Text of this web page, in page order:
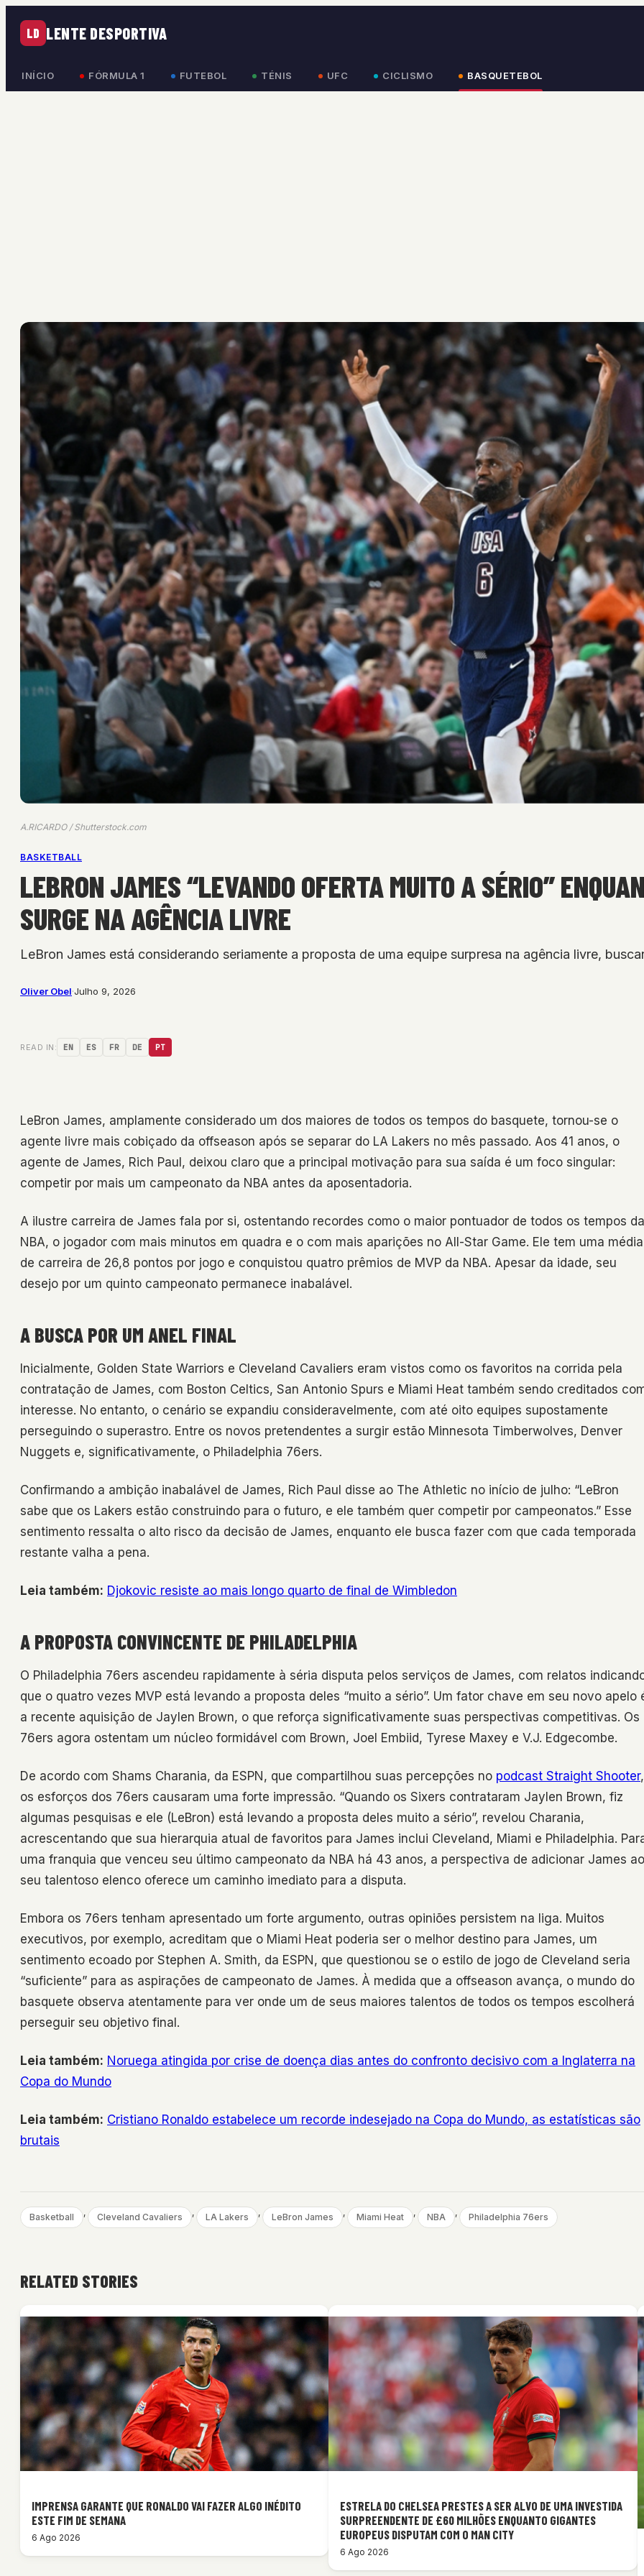
LD LENTE DESPORTIVA
INÍCIO FÓRMULA 1 FUTEBOL TÉNIS UFC CICLISMO BASQUETEBOL
A.RICARDO / Shutterstock.com
BASKETBALL
LEBRON JAMES “LEVANDO OFERTA MUITO A SÉRIO”
SURGE NA AGÊNCIA LIVRE
LeBron James está considerando seriamente a proposta de uma equipe surpresa na agência livre,
Oliver Obel·Julho 9, 2026
READ IN: EN ES FR DE PT
LeBron James, amplamente considerado um dos maiores de todos os tempos do basquete, tornou-se o
agente livre mais cobiçado da offseason após se separar do LA Lakers no mês passado. Aos 41 anos, o
agente de James, Rich Paul, deixou claro que a principal motivação para sua saída é um foco singular:
competir por mais um campeonato da NBA antes da aposentadoria.
A ilustre carreira de James fala por si, ostentando recordes como o maior pontuador de todos os tempos da
NBA, o jogador com mais minutos em quadra e o com mais aparições no All-Star Game. Ele tem uma média
de carreira de 26,8 pontos por jogo e conquistou quatro prêmios de MVP da NBA. Apesar da idade, seu
desejo por um quinto campeonato permanece inabalável.
A BUSCA POR UM ANEL FINAL
Inicialmente, Golden State Warriors e Cleveland Cavaliers eram vistos como os favoritos na corrida pela
contratação de James, com Boston Celtics, San Antonio Spurs e Miami Heat também sendo creditados
interesse. No entanto, o cenário se expandiu consideravelmente, com até oito equipes supostamente
perseguindo o superastro. Entre os novos pretendentes a surgir estão Minnesota Timberwolves, Denver
Nuggets e, significativamente, o Philadelphia 76ers.
Confirmando a ambição inabalável de James, Rich Paul disse ao The Athletic no início de julho: “LeBron
sabe que os Lakers estão construindo para o futuro, e ele também quer competir por campeonatos.” Esse
sentimento ressalta o alto risco da decisão de James, enquanto ele busca fazer com que cada temporada
restante valha a pena.
Leia também: Djokovic resiste ao mais longo quarto de final de Wimbledon
A PROPOSTA CONVINCENTE DE PHILADELPHIA
O Philadelphia 76ers ascendeu rapidamente à séria disputa pelos serviços de James, com relatos
que o quatro vezes MVP está levando a proposta deles “muito a sério”. Um fator chave em seu novo apelo
a recente aquisição de Jaylen Brown, o que reforça significativamente suas perspectivas competitivas. Os
76ers agora ostentam um núcleo formidável com Brown, Joel Embiid, Tyrese Maxey e V.J. Edgecombe.
De acordo com Shams Charania, da ESPN, que compartilhou suas percepções no podcast Straight Shooter,
os esforços dos 76ers causaram uma forte impressão. “Quando os Sixers contrataram Jaylen Brown, fiz
algumas pesquisas e ele (LeBron) está levando a proposta deles muito a sério”, revelou Charania,
acrescentando que sua hierarquia atual de favoritos para James inclui Cleveland, Miami e Philadelphia.
uma franquia que venceu seu último campeonato da NBA há 43 anos, a perspectiva de adicionar James ao
seu talentoso elenco oferece um caminho imediato para a disputa.
Embora os 76ers tenham apresentado um forte argumento, outras opiniões persistem na liga. Muitos
executivos, por exemplo, acreditam que o Miami Heat poderia ser o melhor destino para James, um
sentimento ecoado por Stephen A. Smith, da ESPN, que questionou se o estilo de jogo de Cleveland seria
“suficiente” para as aspirações de campeonato de James. À medida que a offseason avança, o mundo do
basquete observa atentamente para ver onde um de seus maiores talentos de todos os tempos escolherá
perseguir seu objetivo final.
Leia também: Noruega atingida por crise de doença dias antes do confronto decisivo com a Inglaterra na
Copa do Mundo
Leia também: Cristiano Ronaldo estabelece um recorde indesejado na Copa do Mundo, as estatísticas são
brutais
Basketball , Cleveland Cavaliers , LA Lakers , LeBron James , Miami Heat , NBA , Philadelphia 76ers
RELATED STORIES
IMPRENSA GARANTE QUE RONALDO VAI FAZER ALGO INÉDITO
ESTE FIM DE SEMANA
6 Ago 2026
ESTRELA DO CHELSEA PRESTES A SER ALVO DE UMA INVESTIDA
SURPREENDENTE DE £60 MILHÕES ENQUANTO GIGANTES
EUROPEUS DISPUTAM COM O MAN CITY
6 Ago 2026